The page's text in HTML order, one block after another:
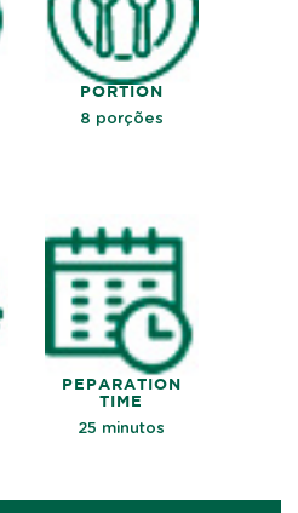
PORTION
8 porções
PEPARATION
TIME
25 minutos